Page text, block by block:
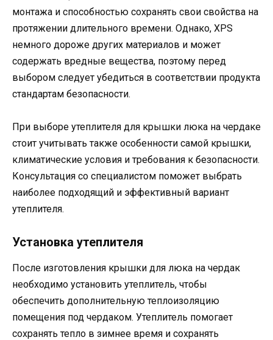
монтажа и способностью сохранять свои свойства на
протяжении длительного времени. Однако, XPS
немного дороже других материалов и может
содержать вредные вещества, поэтому перед
выбором следует убедиться в соответствии продукта
стандартам безопасности.
При выборе утеплителя для крышки люка на чердаке
стоит учитывать также особенности самой крышки,
климатические условия и требования к безопасности.
Консультация со специалистом поможет выбрать
наиболее подходящий и эффективный вариант
утеплителя.
Установка утеплителя
После изготовления крышки для люка на чердак
необходимо установить утеплитель, чтобы
обеспечить дополнительную теплоизоляцию
помещения под чердаком. Утеплитель помогает
сохранять тепло в зимнее время и сохранять